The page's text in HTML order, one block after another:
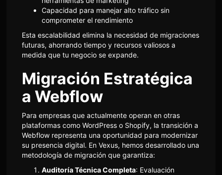
Capacidad para manejar alto tráfico sin
comprometer el rendimiento
Esta escalabilidad elimina la necesidad de migraciones
futuras, ahorrando tiempo y recursos valiosos a
medida que tu negocio se expande.
Migración Estratégica
a Webflow
Para empresas que actualmente operan en otras
plataformas como WordPress o Shopify, la transición a
Webflow representa una oportunidad para modernizar
su presencia digital. En Vexus, hemos desarrollado una
metodología de migración que garantiza:
Auditoría Técnica Completa: Evaluación